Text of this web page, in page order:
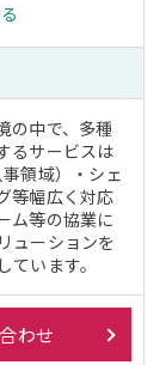
の中で、多種
るサービスは
領域）・シェ
等幅広く対応
ム等の協業に
ューションを
います。
わせ